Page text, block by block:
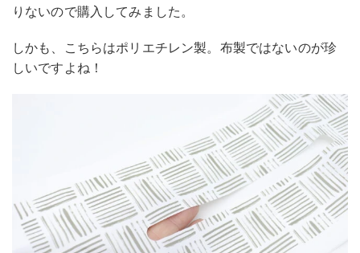
りないので購入してみました。
しかも、こちらはポリエチレン製。布製ではないのが珍
しいですよね！